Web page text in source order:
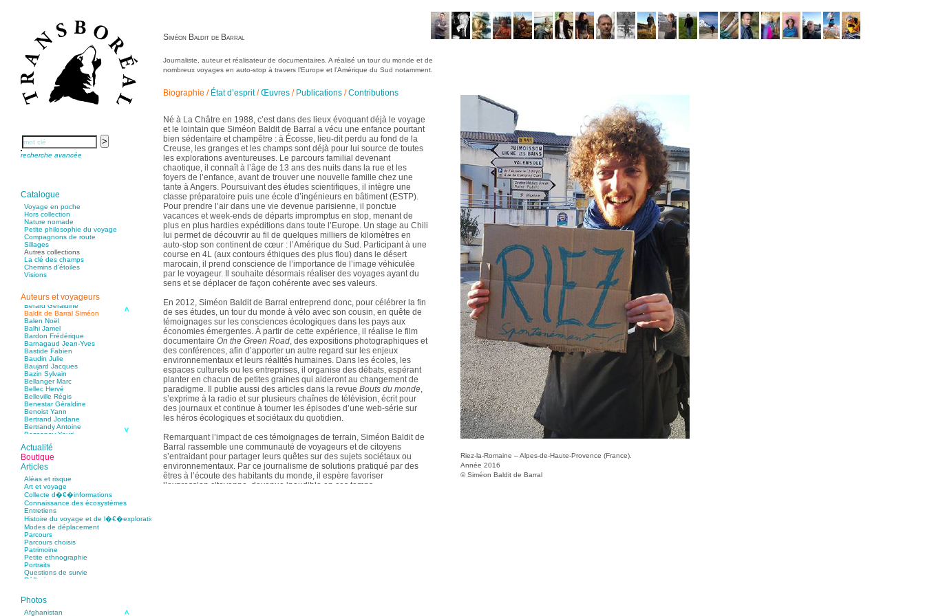
recherche avancée
Catalogue
Voyage en poche
Hors collection
Nature nomade
Petite philosophie du voyage
Compagnons de route
Sillages
Autres collections
La clé des champs
Chemins d’étoiles
Visions
Auteurs et voyageurs
Aïtmatov Tchinguiz
Adjemian David
Alaux Marc
Allaert Lodewijk
Allano Joël
Allix Stéphane
Apprill Christophe
Ardillier-Carras Françoise
Arnould Jacques
Béjanin Emmanuel
Bérard Géraldine
Baldit de Barral Siméon
Balen Noël
Balhi Jamel
Bardon Frédérique
Barnagaud Jean-Yves
Bastide Fabien
Baudin Julie
Baujard Jacques
Bazin Sylvain
Bellanger Marc
Bellec Hervé
Belleville Régis
Benestar Géraldine
Benoist Yann
Bertrand Jordane
Bertrandy Antoine
Bezsonov Youri
Billard Yannick
Blanchet Anne-Lise
Bluntzer Christophe
Bobin Mathieu
Boch Anne-Laure
Boch Julie
Boclet-Weller Robin
Boillot Henri
Bonnem Éric
Boudart Jean-Louis
Bougault Laurence
Boulnois Lucette
Bourgault Pierrick
Brès Justine
Brès Romain
Brossier Éric
Buchy Franck
Buffon Bertrand
Cagnat René
Actualité
Boutique
Articles
Aléas et risque
Art et voyage
Collecte d�€�informations
Connaissance des écosystèmes
Entretiens
Histoire du voyage et de l�€�exploration
Modes de déplacement
Parcours
Parcours choisis
Patrimoine
Petite ethnographie
Portraits
Questions de survie
Réflexions
Photos
Afghanistan
Siméon Baldit de Barral
Riez-la-Romaine – Alpes-de-Haute-Provence (France).
Année 2016
© Siméon Baldit de Barral
Journaliste, auteur et réalisateur de documentaires. A réalisé un tour du monde et de
nombreux voyages en auto-stop à travers l’Europe et l’Amérique du Sud notamment.
Biographie / État d’esprit/Œuvres / Publications /Contributions
Né à La Châtre en 1988, c’est dans des lieux évoquant déjà le voyage
et le lointain que Siméon Baldit de Barral a vécu une enfance pourtant
bien sédentaire et champêtre : à Écosse, lieu-dit perdu au fond de la
Creuse, les granges et les champs sont déjà pour lui source de toutes
les explorations aventureuses. Le parcours familial devenant
chaotique, il connaît à l’âge de 13 ans des nuits dans la rue et les
foyers de l’enfance, avant de trouver une nouvelle famille chez une
tante à Angers. Poursuivant des études scientifiques, il intègre une
classe préparatoire puis une école d’ingénieurs en bâtiment (ESTP).
Pour prendre l’air dans une vie devenue parisienne, il ponctue
vacances et week-ends de départs impromptus en stop, menant de
plus en plus hardies expéditions dans toute l’Europe. Un stage au Chili
lui permet de découvrir au fil de quelques milliers de kilomètres en
auto-stop son continent de cœur : l’Amérique du Sud. Participant à une
course en 4L (aux contours éthiques des plus flou) dans le désert
marocain, il prend conscience de l’importance de l’image véhiculée
par le voyageur. Il souhaite désormais réaliser des voyages ayant du
sens et se déplacer de façon cohérente avec ses valeurs.
En 2012, Siméon Baldit de Barral entreprend donc, pour célébrer la fin
de ses études, un tour du monde à vélo avec son cousin, en quête de
témoignages sur les consciences écologiques dans les pays aux
économies émergentes. À partir de cette expérience, il réalise le film
documentaire On the Green Road, des expositions photographiques et
des conférences, afin d’apporter un autre regard sur les enjeux
environnementaux et leurs réalités humaines. Dans les écoles, les
espaces culturels ou les entreprises, il organise des débats, espérant
planter en chacun de petites graines qui aideront au changement de
paradigme. Il publie aussi des articles dans la revue Bouts du monde,
s’exprime à la radio et sur plusieurs chaînes de télévision, écrit pour
des journaux et continue à tourner les épisodes d’une web-série sur
les héros écologiques et sociétaux du quotidien.
Remarquant l’impact de ces témoignages de terrain, Siméon Baldit de
Barral rassemble une communauté de voyageurs et de citoyens
s’entraidant pour partager leurs quêtes sur des sujets sociétaux ou
environnementaux. Par ce journalisme de solutions pratiqué par des
êtres à l’écoute des habitants du monde, il espère favoriser
l’expression citoyenne, devenue inaudible en ces temps